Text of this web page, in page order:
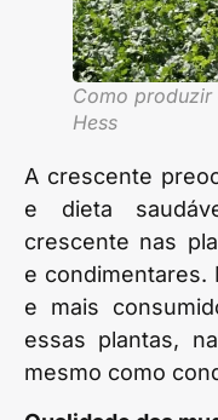
Como produzir
Hess
A crescente
e dieta
crescente nas
e condimentares.
e mais
essas plantas,
mesmo como